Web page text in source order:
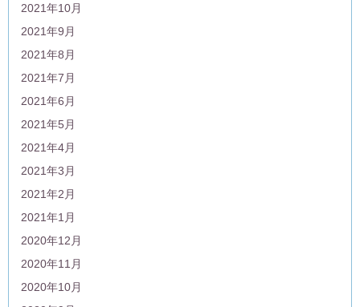
2021年10月
2021年9月
2021年8月
2021年7月
2021年6月
2021年5月
2021年4月
2021年3月
2021年2月
2021年1月
2020年12月
2020年11月
2020年10月